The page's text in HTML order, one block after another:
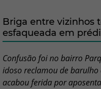
Briga entre vizinhos
esfaqueada em
Confusão foi no bairro
idoso reclamou de
acabou ferida por